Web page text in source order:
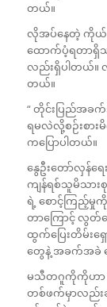
တယ်။
လိုအပ်နေတဲ့ ကိုယ်
ထောက်ပံ့ရတာရှိ
လည်းရှိပါတယ်။
တယ်။
“ တိုင်းပြည်အခ
ရမလဲလို့စဉ်းစာ
ကပြောပါတယ်။
နွေဦးတော်လှန်ရ
ကျန်ရစ်သူမိသား
ရဲ့ စောင့်ကြည့်မှု
တာကြောင့် လွတ်
ထွက်ပြေးတိမ်းရှ
တွေနဲ့ အခက်အခဲ
မသီတဂူကိုကိုဟာ ကို
တစ်ဖက်မှာလည်း